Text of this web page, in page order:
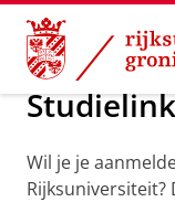
Skip
Content
Skip
Navigation
Onderwijs
Wil je je
Rijksuniversiteit?